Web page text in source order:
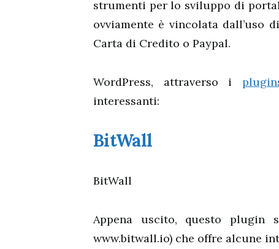
strumenti per lo sviluppo di
ovviamente è vincolata dall’uso
Carta di Credito o Paypal.
WordPress, attraverso i
interessanti:
BitWall
BitWall
Appena uscito, questo plugin
www.bitwall.io) che offre alcune